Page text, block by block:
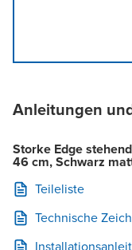
Anleitungen
Storke Edge
46 cm, Schwarz
Teileliste
Technische